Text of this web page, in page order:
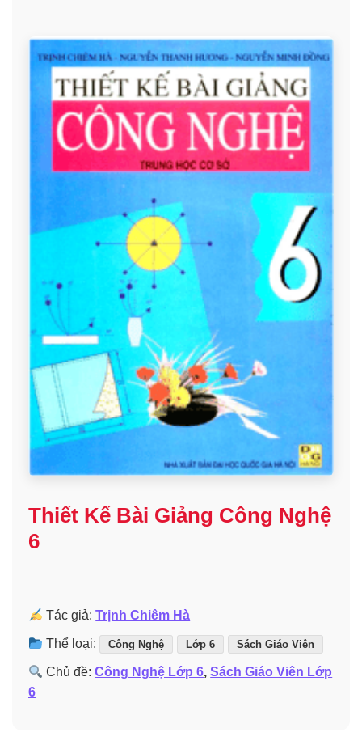
Thiết Kế Bài Giảng Công Nghệ
6
Tác giả:Trịnh Chiêm Hà
Thể loại: Công Nghệ Lớp 6 Sách Giáo Viên
Chủ đề:Công Nghệ Lớp 6,Sách Giáo Viên Lớp
6